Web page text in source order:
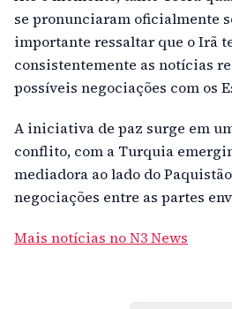
se pronunciaram oficialmente
importante ressaltar que o Irã
consistentemente as notícias
possíveis negociações com os
A iniciativa de paz surge em
conflito, com a Turquia
mediadora ao lado do
negociações entre as partes
Mais notícias no N3 News